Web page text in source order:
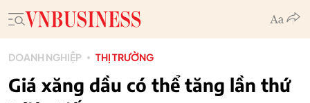
DOANH NGHIỆP THỊ TRƯỜNG
Giá xăng dầu có thể tăng lần thứ